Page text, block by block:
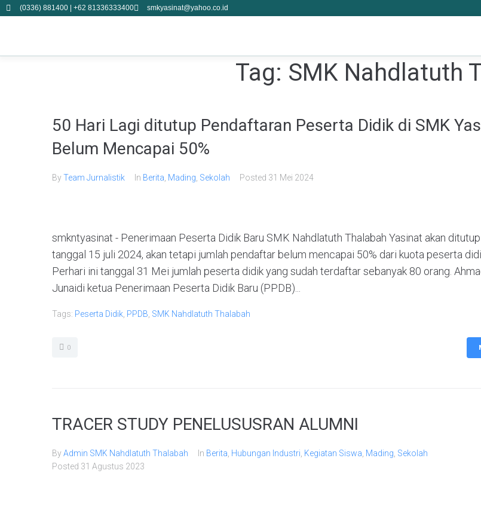
(0336) 881400 | +62 81336333400 smkyasinat@yahoo.co.id
Tag: SMK Nahdlatuth
50 Hari Lagi ditutup Pendaftaran Peserta Didik di SMK
Belum Mencapai 50%
ByTeam Jurnalistik In Berita Mading Sekolah Posted 31 Mei 2024
smkntyasinat - Penerimaan Peserta Didik Baru SMK Nahdlatuth Thalabah Yasinat akan
tanggal 15 juli 2024, akan tetapi jumlah pendaftar belum mencapai 50% dari kuota peserta
Perhari ini tanggal 31 Mei jumlah peserta didik yang sudah terdaftar sebanyak 80 orang.
Junaidi ketua Penerimaan Peserta Didik Baru (PPDB)...
Tags: Peserta Didik PPDB SMK Nahdlatuth Thalabah
0
TRACER STUDY PENELUSUSRAN ALUMNI
ByAdmin SMK Nahdlatuth Thalabah In Berita Hubungan Industri Kegiatan Siswa Mading Sekolah
Posted 31 Agustus 2023